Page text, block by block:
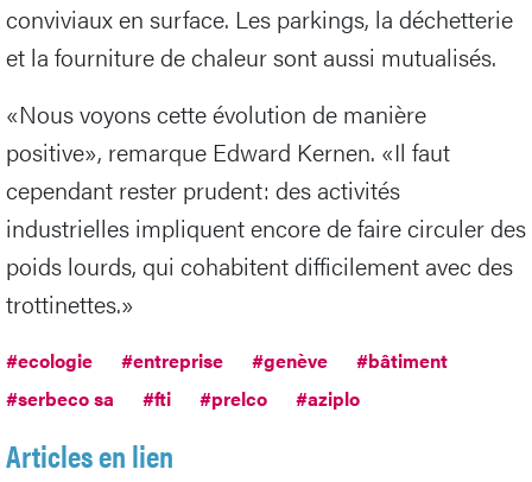
conviviaux en surface. Les parkings, la déchetterie
et la fourniture de chaleur sont aussi mutualisés.
«Nous voyons cette évolution de manière
positive», remarque Edward Kernen. «Il faut
cependant rester prudent: des activités
industrielles impliquent encore de faire circuler des
poids lourds, qui cohabitent difficilement avec des
trottinettes.»
#ecologie #entreprise #genève
#bâtiment
#serbeco sa
#fti #prelco #aziplo
Articles en lien